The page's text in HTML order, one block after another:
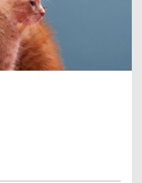
Glück eine